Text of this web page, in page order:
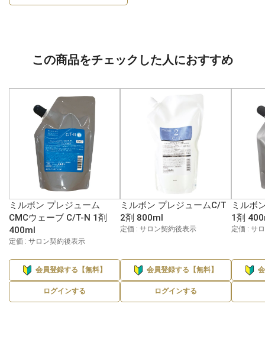
この商品をチェックした人におすすめ
ミルボン プレジューム
CMCウェーブ C/T-N 1剤
400ml
定価 : サロン契約後表示
会員登録する【無料】
ログインする
ミルボン プレジュームC/T
2剤 800ml
定価 : サロン契約後表示
会員登録する【無料】
ログインする
ミルボ
1剤
定価 : サ